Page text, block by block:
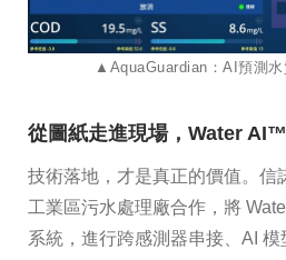
​​​​​​​▲AquaGuardian：AI預測水
從圖紙走進現場，Water
技術落地，才是真正的價值。信
工業區污水處理廠合作，將
系統，進行跨感測器串接、AI